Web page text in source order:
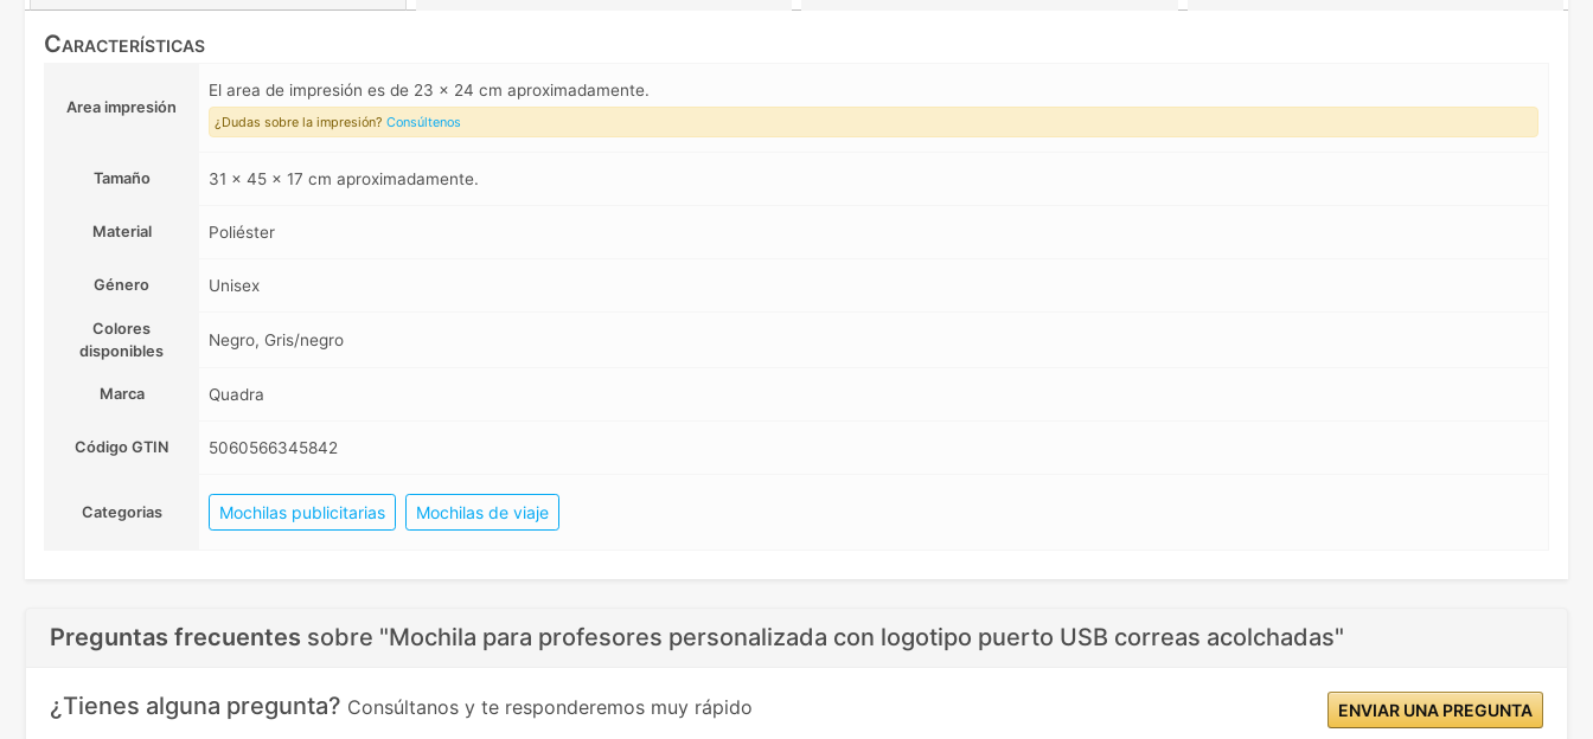
Características
Area impresión
El area de impresión es de 23 x 24 cm aproximadamente.
¿Dudas sobre la impresión? Consúltenos
Tamaño 31 x 45 x 17 cm aproximadamente.
Material Poliéster
Género Unisex
Colores
disponibles
Negro, Gris/negro
Marca Quadra
Código GTIN 5060566345842
Categorias Mochilas publicitarias Mochilas de viaje
Preguntas frecuentes sobre "Mochila para profesores personalizada con logotipo puerto USB correas acolchadas"
¿Tienes alguna pregunta? Consúltanos y te responderemos muy rápido ENVIAR UNA PREGUNTA